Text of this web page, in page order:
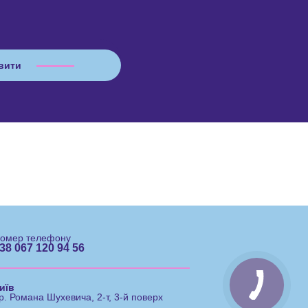
телефону
067 120 94 56
Романа Шухевича, 2-т, 3-й поверх